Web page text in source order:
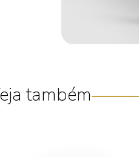
também